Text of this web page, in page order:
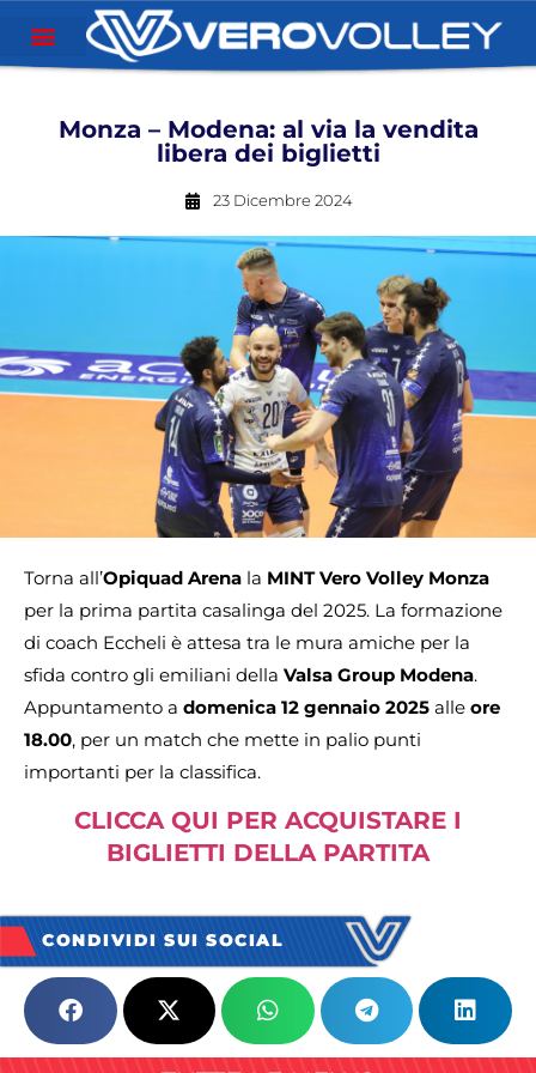
Monza – Modena: al via la vendita
libera dei biglietti
23 Dicembre 2024
Torna all’Opiquad Arena la MINT Vero Volley Monza
per la prima partita casalinga del 2025. La formazione
di coach Eccheli è attesa tra le mura amiche per la
sfida contro gli emiliani della Valsa Group Modena.
Appuntamento a domenica 12 gennaio 2025 alle ore
18.00, per un match che mette in palio punti
importanti per la classifica.
CLICCA QUI PER ACQUISTARE I
BIGLIETTI DELLA PARTITA
CONDIVIDI SUI SOCIAL